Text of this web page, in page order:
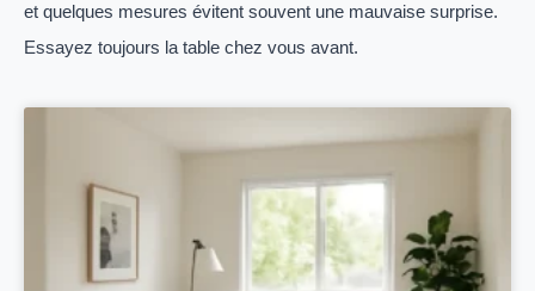
et quelques mesures évitent souvent une mauvaise surprise.
Essayez toujours la table chez vous avant.